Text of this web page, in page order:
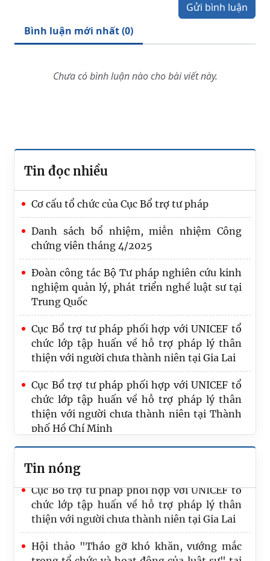
Gửi bình luận
Bình luận mới nhất (0)
Chưa có bình luận nào cho bài viết này.
Tin đọc nhiều
Cơ cấu tổ chức của Cục Bổ trợ tư pháp
Danh sách bổ nhiệm, miễn nhiệm Công
chứng viên tháng 4/2025
Đoàn công tác Bộ Tư pháp nghiên cứu kinh
nghiệm quản lý, phát triển nghề luật sư tại
Trung Quốc
Cục Bổ trợ tư pháp phối hợp với UNICEF tổ
chức lớp tập huấn về hỗ trợ pháp lý thân
thiện với người chưa thành niên tại Gia Lai
Cục Bổ trợ tư pháp phối hợp với UNICEF tổ
chức lớp tập huấn về hỗ trợ pháp lý thân
thiện với người chưa thành niên tại Thành
phố Hồ Chí Minh
Tin nóng
Đoàn công tác Bộ Tư pháp nghiên cứu kinh
nghiệm quản lý, phát triển nghề luật sư tại
Trung Quốc
Thông báo mời báo giá phục vụ xác định sơ
chức lớp tập huấn về hỗ trợ pháp lý thân
thiện với người chưa thành niên tại Gia Lai
Hội thảo "Tháo gỡ khó khăn, vướng mắc
trong tổ chức và hoạt động của luật sư" tại